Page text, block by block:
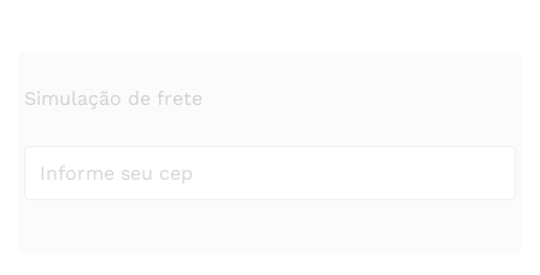
Simulação de frete